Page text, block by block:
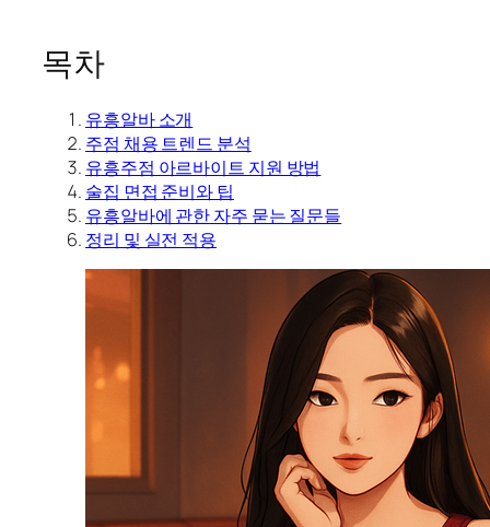
목차
유흥알바 소개
주점 채용 트렌드 분석
유흥주점 아르바이트 지원 방법
술집 면접 준비와 팁
유흥알바에 관한 자주 묻는 질문들
정리 및 실전 적용